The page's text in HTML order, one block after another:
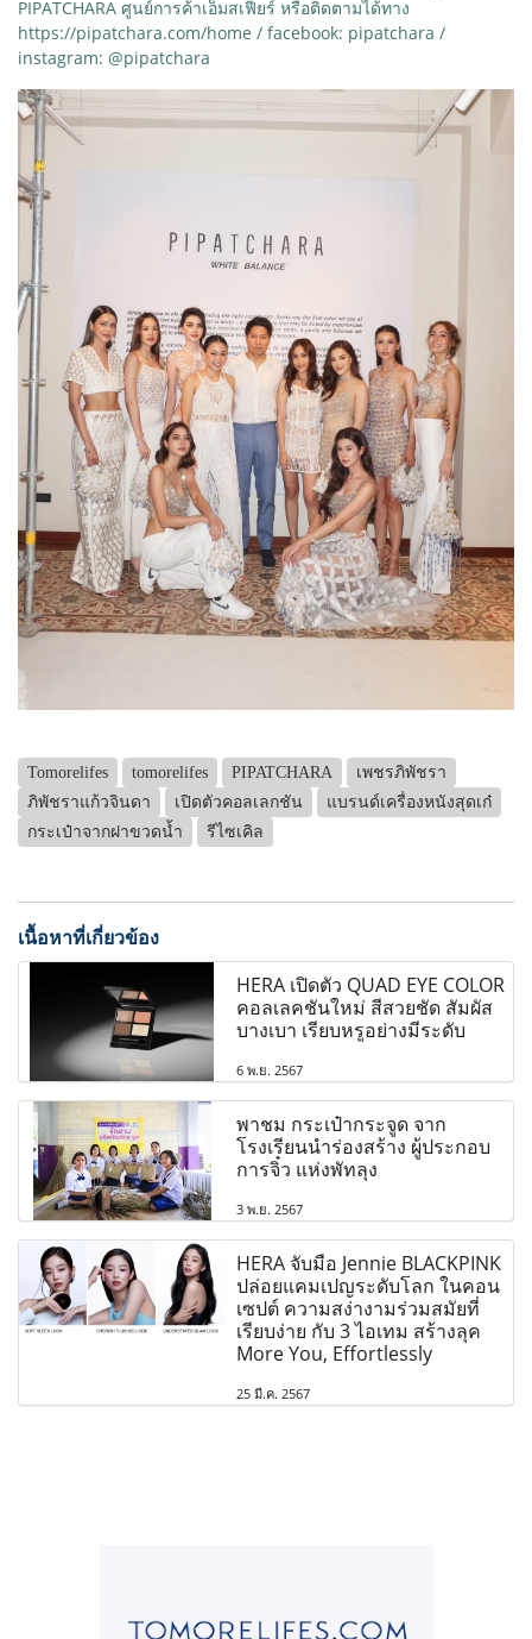
PIPATCHARA ศูนย์การค้าเอ็มสเฟียร์ หรือติดตามได้ทาง
https://pipatchara.com/home / facebook: pipatchara /
instagram: @pipatchara
Tomorelifes tomorelifes PIPATCHARA
เพชรภิพัชรา
ภิพัชราแก้วจินดา
เปิดตัวคอลเลกชัน
แบรนด์เครื่องหนังสุดเก๋
กระเป๋าจากฝาขวดน้ำ
รีไซเคิล
เนื้อหาที่เกี่ยวข้อง
HERA เปิดตัว QUAD EYE COLOR
คอลเลคชันใหม่ สีสวยชัด สัมผัส
บางเบา เรียบหรูอย่างมีระดับ
6 พ.ย. 2567
พาชม กระเป๋ากระจูด จาก
โรงเรียนนำร่องสร้าง ผู้ประกอบ
การจิ๋ว แห่งพัทลุง
3 พ.ย. 2567
HERA จับมือ Jennie BLACKPINK
ปล่อยแคมเปญระดับโลก ในคอน
เซปต์ ความสง่างามร่วมสมัยที่
เรียบง่าย กับ 3 ไอเทม สร้างลุค
More You, Effortlessly
25 มี.ค. 2567